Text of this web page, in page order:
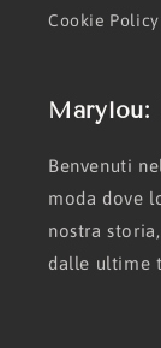
Cookie Policy
Marylou:
Benvenuti
moda dove
nostra
dalle ultime